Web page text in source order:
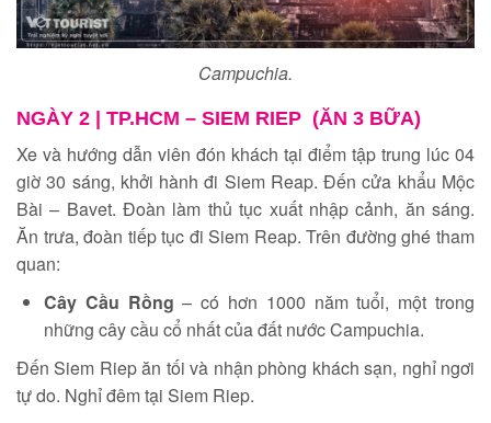
Campuchia.
NGÀY 2 | TP.HCM – SIEM RIEP (ĂN 3 BỮA)
Xe và hướng dẫn viên đón khách tại điểm tập trung lúc 04
giờ 30 sáng, khởi hành đi Siem Reap. Đến cửa khẩu Mộc
Bài – Bavet. Đoàn làm thủ tục xuất nhập cảnh, ăn sáng.
Ăn trưa, đoàn tiếp tục đi Siem Reap. Trên đường ghé tham
quan:
Cây Cầu Rồng – có hơn 1000 năm tuổi, một trong
những cây cầu cổ nhất của đất nước Campuchia.
Đến Siem Riep ăn tối và nhận phòng khách sạn, nghỉ ngơi
tự do. Nghỉ đêm tại Siem Riep.